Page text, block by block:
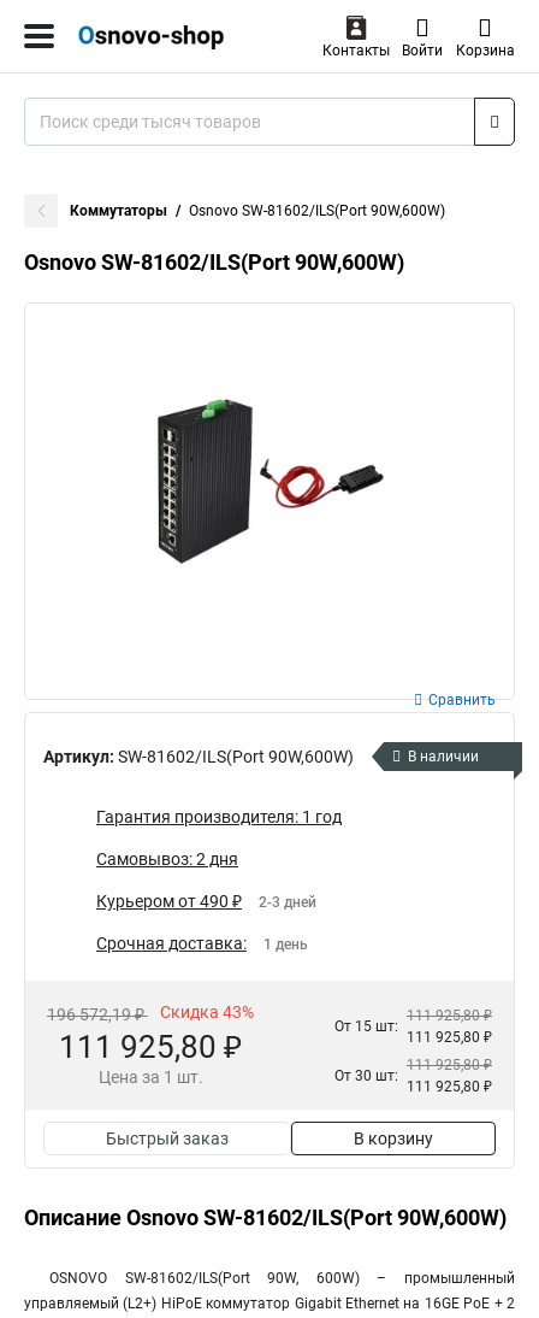
Контакты Войти Корзина
Коммутаторы Osnovo SW-81602/ILS(Port 90W,600W)
Osnovo SW-81602/ILS(Port 90W,600W)
Артикул: SW-81602/ILS(Port 90W,600W)
Сравнить
В наличии
Гарантия производителя: 1 год
Самовывоз: 2 дня
Курьером от 490 ₽ 2-3 дней
Срочная доставка: 1 день
196 572,19 ₽ Скидка 43%
111 925,80 ₽
Цена за 1 шт.
От 15 шт:
111 925,80 ₽
111 925,80 ₽
От 30 шт:
111 925,80 ₽
111 925,80 ₽
Быстрый заказ В корзину
Описание Osnovo SW-81602/ILS(Port 90W,600W)
OSNOVO SW-81602/ILS(Port 90W, 600W) – промышленный
управляемый (L2+) HiPoE коммутатор Gigabit Ethernet на 16GE PoE + 2